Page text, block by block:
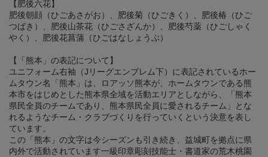
【肥後六花】
肥後朝顔（ひごあさがお）、肥後菊（ひごきく）、肥後椿（ひご
つばき）、肥後山茶花（ひごさざんか）、肥後芍薬（ひごしゃく
やく）、肥後花菖蒲（ひごはなしょうぶ）
【「熊本」の表記について】
ユニフォーム右袖（Jリーグエンブレム下）に表記されているホー
ムタウン名「熊本」は、ロアッソ熊本が、ホームタウンである熊
本市をはじめとした熊本県全域を活動エリアとしながら、「熊本
県民全員のチームであり、熊本県民全員に愛されるチーム」とな
れるようなチーム・クラブづくりを行っていくという決意を表し
ています。
この「熊本」の文字は今シーズンも引き続き、益城町を拠点に県
内外で活動されています一級印章彫刻技能士・書道家の荒木桃園